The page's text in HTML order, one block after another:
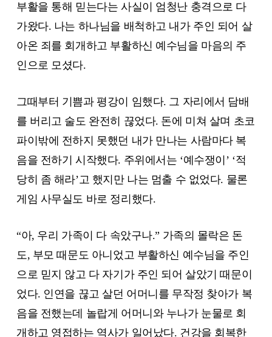
부활을 통해 믿는다는 사실이 엄청난 충격으로 다
가왔다. 나는 하나님을 배척하고 내가 주인 되어 살
아온 죄를 회개하고 부활하신 예수님을 마음의 주
인으로 모셨다.
그때부터 기쁨과 평강이 임했다. 그 자리에서 담배
를 버리고 술도 완전히 끊었다. 돈에 미쳐 살며 초코
파이밖에 전하지 못했던 내가 만나는 사람마다 복
음을 전하기 시작했다. 주위에서는 ‘예수쟁이’ ‘적
당히 좀 해라’고 했지만 나는 멈출 수 없었다. 물론
게임 사무실도 바로 정리했다.
“아, 우리 가족이 다 속았구나.” 가족의 몰락은 돈
도, 부모 때문도 아니었고 부활하신 예수님을 주인
으로 믿지 않고 다 자기가 주인 되어 살았기 때문이
었다. 인연을 끊고 살던 어머니를 무작정 찾아가 복
음을 전했는데 놀랍게 어머니와 누나가 눈물로 회
개하고 영접하는 역사가 일어났다. 건강을 회복한